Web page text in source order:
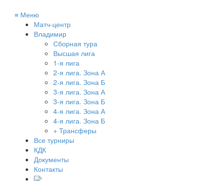
≡ Меню
Матч-центр
Владимир
Сборная тура
Высшая лига
1-я лига
2-я лига. Зона А
2-я лига. Зона Б
3-я лига. Зона А
3-я лига. Зона Б
4-я лига. Зона А
4-я лига. Зона Б
+ Трансферы
Все турниры
КДК
Документы
Контакты